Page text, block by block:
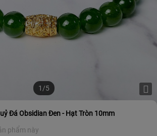
1/5
Đá Obsidian Đen - Hạt Tròn 10mm
phẩm này